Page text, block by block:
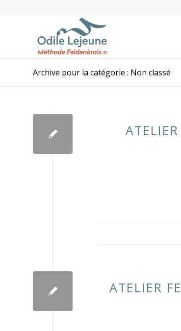
Archive pour la catégorie : Non classé
ATELIER